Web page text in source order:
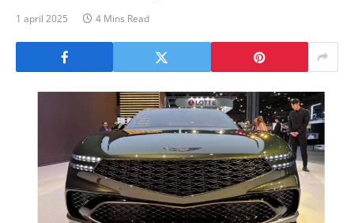
1 april 2025 4 Mins Read